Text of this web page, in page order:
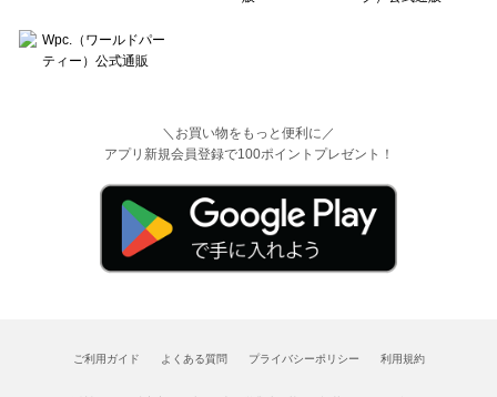
＼お買い物をもっと便利に／
アプリ新規会員登録で100ポイントプレゼント！
ご利用ガイド よくある質問 プライバシーポリシー 利用規約